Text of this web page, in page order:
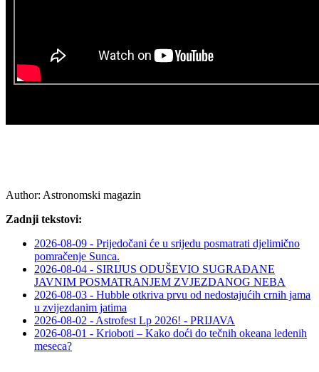
Author: Astronomski magazin
Zadnji tekstovi:
2026-08-09 - Prijedočani će u srijedu posmatrati djelimično
pomračenje Sunca.
2026-08-04 - SIRIJUS ODUŠEVIO SUGRAĐANE
JAVNIM POSMATRANJEM ZVJEZDANOG NEBA
2026-08-03 - Hubble otkriva prvu od nedostajućih crnih jama
u zvijezdanim jatima
2026-08-02 - Astrofest Lp 2026! - PRIJAVA
2026-08-01 - Krioboti – Kako doći do tečnih okeana ledenih
meseca?